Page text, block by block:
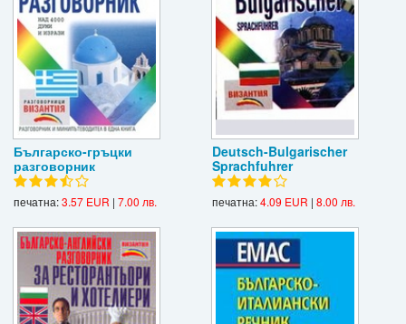
Българско-гръцки
разговорник
печатна:3.57 EUR | 7.00 лв.
Deutsch-Bulgarischer
Sprachfuhrer
печатна:4.09 EUR | 8.00 лв.